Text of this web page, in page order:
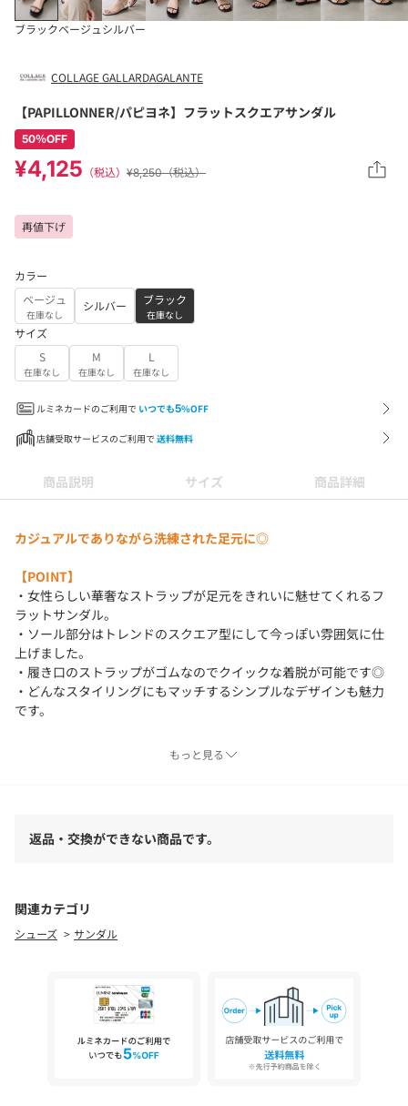
ブラックベージュ シルバー
COLLAGE GALLARDAGALANTE
【PAPILLONNER/パピヨネ】フラットスクエアサンダル
50％OFF
¥4,125 （税込） ¥8,250（税込）
再値下げ
カラー
ベージュ
在庫なし
シルバー ブラック
在庫なし
サイズ
S
在庫なし
M
在庫なし
L
在庫なし
ルミネカードのご利用で いつでも5%OFF
店舗受取サービスのご利用で 送料無料
商品説明 サイズ 商品詳細
カジュアルでありながら洗練された足元に◎
【POINT】
・女性らしい華奢なストラップが足元をきれいに魅せてくれるフ
ラットサンダル。
・ソール部分はトレンドのスクエア型にして今っぽい雰囲気に仕
上げました。
・履き口のストラップがゴムなのでクイックな着脱が可能です◎
・どんなスタイリングにもマッチするシンプルなデザインも魅力
です。
・着用後、洗濯後の返品・交換は致しかねます。
ん。
26SS
【気になる商品は「お気に入り」登録を】
入荷情報や残り1点の通知、完売カラーの再入荷、セール情報など
を受け取ることができます。
※撮影場所やお使いのモニター環境により若干お色味が異なる場
もっと見る
返品・交換ができない商品です。
関連カテゴリ
シューズ サンダル